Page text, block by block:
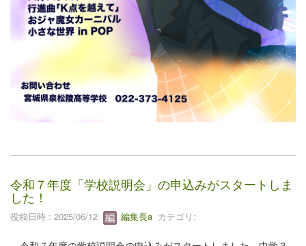
令和７年度「学校説明会」の申込みがスタートしま
した！
投稿日時 : 2025/06/12 編集長a カテゴリ: